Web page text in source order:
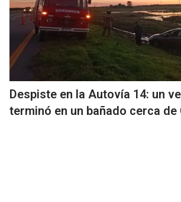
Despiste en la Autovía 14: un
terminó en un bañado cerca de